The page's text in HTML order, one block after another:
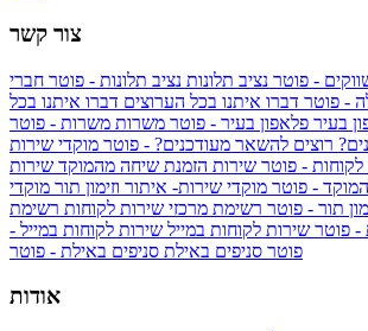
צור קשר
- פוטר נציב תלונות נציב תלונות - פוטר חברי
- פוטר דברו איתנו בכל הערוצים דברו איתנו בכל
בעיר פלאפון בעיר - פוטר משרות משרות - פוטר
רוצים להשאר מעודכנים? - פוטר מוקדי שירות
לקוחות - פוטר שירות הזמנת שיחה מהמוקד שירות
- פוטר מוקדי שירות- איתור וזימון תור מוקדי
תור - פוטר רשימת מרכזי שירות לקוחות רשימת
- פוטר שירות לקוחות במייל שירות לקוחות במייל -
פוטר סניפים באילת סניפים באילת - פוטר
אודות